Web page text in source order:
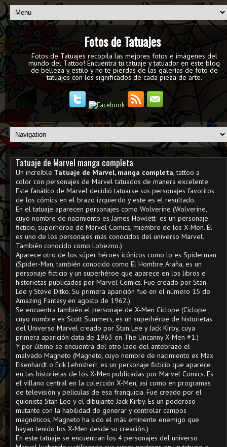
Fotos de Tatuajes
Fotos de Tatuajes recopila las mejores fotos e imágenes del
mundo del Tattoo! Encuentra tu tatuaje y tatuador en este blog
de belleza y estilo y no te pierdas de las galerías de foto de
tatuajes con los significados de cada pieza de arte.
Tatuaje de Marvel manga completa
Un increíble Tatuaje de Marvel, manga completa, tattoo a
color con personajes de Marvel tatuados de manera excelente.
Este fanático de Marvel decidió tatuarse sus personajes favoritos
de los cómics en el brazo izquierdo y este es el resultado.
En el tatuaje aparecen personajes como Wolverine (Wolverine,
cuyo nombre de nacimiento es James Howlett ​ es un personaje
ficticio, superhéroe de Marvel Comics, miembro de los X-Men. Él
es uno de los personajes más conocidos del universo Marvel.
También conocido como Lobezno.)
Aparece otro de los súper héroes icónicos como lo es Spiderman
(Spider-Man, también conocido como El Hombre Araña, es un
personaje ficticio y un superhéroe que aparece en los libros e
historietas publicados por Marvel Comics. Fue creado por Stan
Lee y Steve Ditko. Su primera aparición fue en el número 15 de
Amazing Fantasy en agosto de 1962.)
Se encuentra también el personaje de X-Men Cíclope (Cíclope ,
cuyo nombre es Scott Summers, es un superhéroe de historietas
del Universo Marvel creado por Stan Lee y Jack Kirby, cuya
primera aparición data de 1963 en The Uncanny X-Men #1.)
Y por último se encuentra del otro lado del antebrazo el
malvado Magneto (Magneto, cuyo nombre de nacimiento es Max
Eisenhardt o Erik Lehnsherr, es un personaje ficticio que aparece
en las historietas de los X-Men publicadas por Marvel Comics. Es
el villano central en la colección X-Men, así como en programas
de televisión y películas de esa franquicia. Fue creado por el
guionista Stan Lee y el dibujante Jack Kirby. Es un poderoso
mutante con la habilidad de generar y controlar campos
magnéticos, Magneto ha sido el más eminente enemigo que
hayan tenido los X-Men desde su creación.)
En este tatuaje se encuentran los 4 personajes del universo